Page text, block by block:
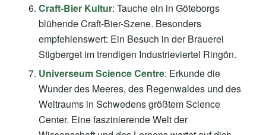
Craft-Bier Kultur: Tauche ein in Göteborgs
blühende Craft-Bier-Szene. Besonders
empfehlenswert: Ein Besuch in der Brauerei
Stigberget im trendigen Industrieviertel Ringön.
Universeum Science Centre: Erkunde die
Wunder des Meeres, des Regenwaldes und des
Weltraums in Schwedens größtem Science
Center. Eine faszinierende Welt der